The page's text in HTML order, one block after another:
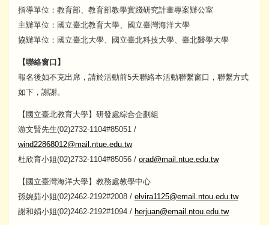
指導單位：教育部、教育部教學實踐研究計畫專案辦公室
主辦單位：國立臺北教育大學、國立臺灣海洋大學
協辦單位：國立臺北大學、國立臺北科技大學、臺北醫學大學
【聯絡窗口】
報名後如不克出席，請於活動前5天聯絡本活動聯繫窗口，聯繫方式
如下，謝謝。
【國立臺北教育大學】研發處綜合企劃組
游文賢先生(02)2732-1104#85051 /
wind22868012@mail.ntue.edu.tw
杜欣育小姐(02)2732-1104#85056 / orad@mail.ntue.edu.tw
【國立臺灣海洋大學】教務處教學中心
孫婉茹小姐(02)2462-2192#2008 / elvira1125@email.ntou.edu.tw
謝和娟小姐(02)2462-2192#1094 / herjuan@email.ntou.edu.tw